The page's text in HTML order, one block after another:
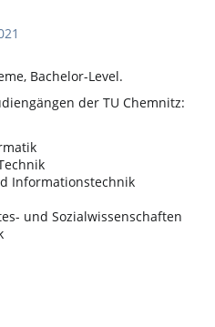
Bachelor-Level.
der TU Chemnitz:
Informationstechnik
und Sozialwissenschaften